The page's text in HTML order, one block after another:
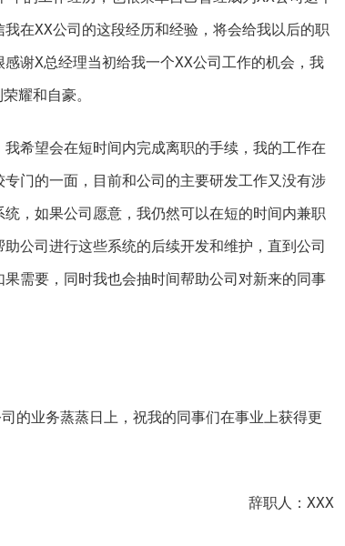
在XX公司的这段经历和经验，将会给我以后的职
谢X总经理当初给我一个XX公司工作的机会，我
耀和自豪。
希望会在短时间内完成离职的手续，我的工作在
门的一面，目前和公司的主要研发工作又没有涉
，如果公司愿意，我仍然可以在短的时间内兼职
公司进行这些系统的后续开发和维护，直到公司
需要，同时我也会抽时间帮助公司对新来的同事
的业务蒸蒸日上，祝我的同事们在事业上获得更
辞职人：XXX